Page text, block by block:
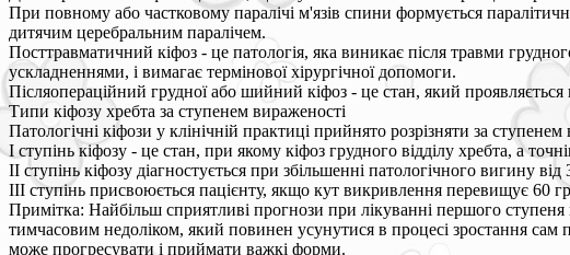
При повному або частковому паралічі м'язів спини формується
дитячим церебральним паралічем.
Посттравматичний кіфоз - це патологія, яка виникає після травми
ускладненнями, і вимагає термінової хірургічної допомоги.
Післяопераційний грудної або шийний кіфоз - це стан, який проявляється
Типи кіфозу хребта за ступенем вираженості
Патологічні кіфози у клінічній практиці прийнято розрізняти за ступенем
I ступінь кіфозу - це стан, при якому кіфоз грудного відділу хребта, а
II ступінь кіфозу діагностується при збільшенні патологічного вигину від
III ступінь присвоюється пацієнту, якщо кут викривлення перевищує 60
Примітка: Найбільш сприятливі прогнози при лікуванні першого
тимчасовим недоліком, який повинен усунутися в процесі зростання сам
може прогресувати і приймати важкі форми.